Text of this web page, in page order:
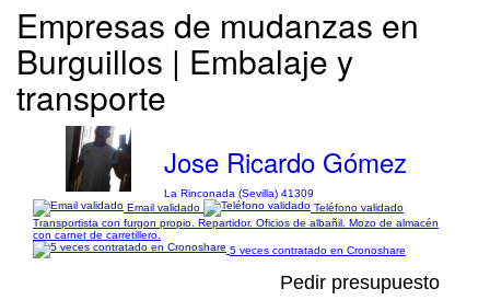
Empresas de mudanzas en
Burguillos | Embalaje y
transporte
Jose Ricardo Gómez
La Rinconada (Sevilla) 41309
Email validado
Teléfono validado
Transportista con furgon propio. Repartidor. Oficios de albañil. Mozo de almacén
con carnet de carretillero.
5 veces contratado en Cronoshare
Pedir presupuesto